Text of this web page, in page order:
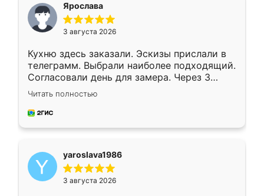
Ярослава
3 августа 2026
Кухню здесь заказали. Эскизы прислали в
телеграмм. Выбрали наиболее подходящий.
Согласовали день для замера. Через 3
недели кухня была уже готова. Остались
довольны работой. Спасибо Ренессанс
мебель за качественную работу!
Читать полностью
yaroslava1986
3 августа 2026